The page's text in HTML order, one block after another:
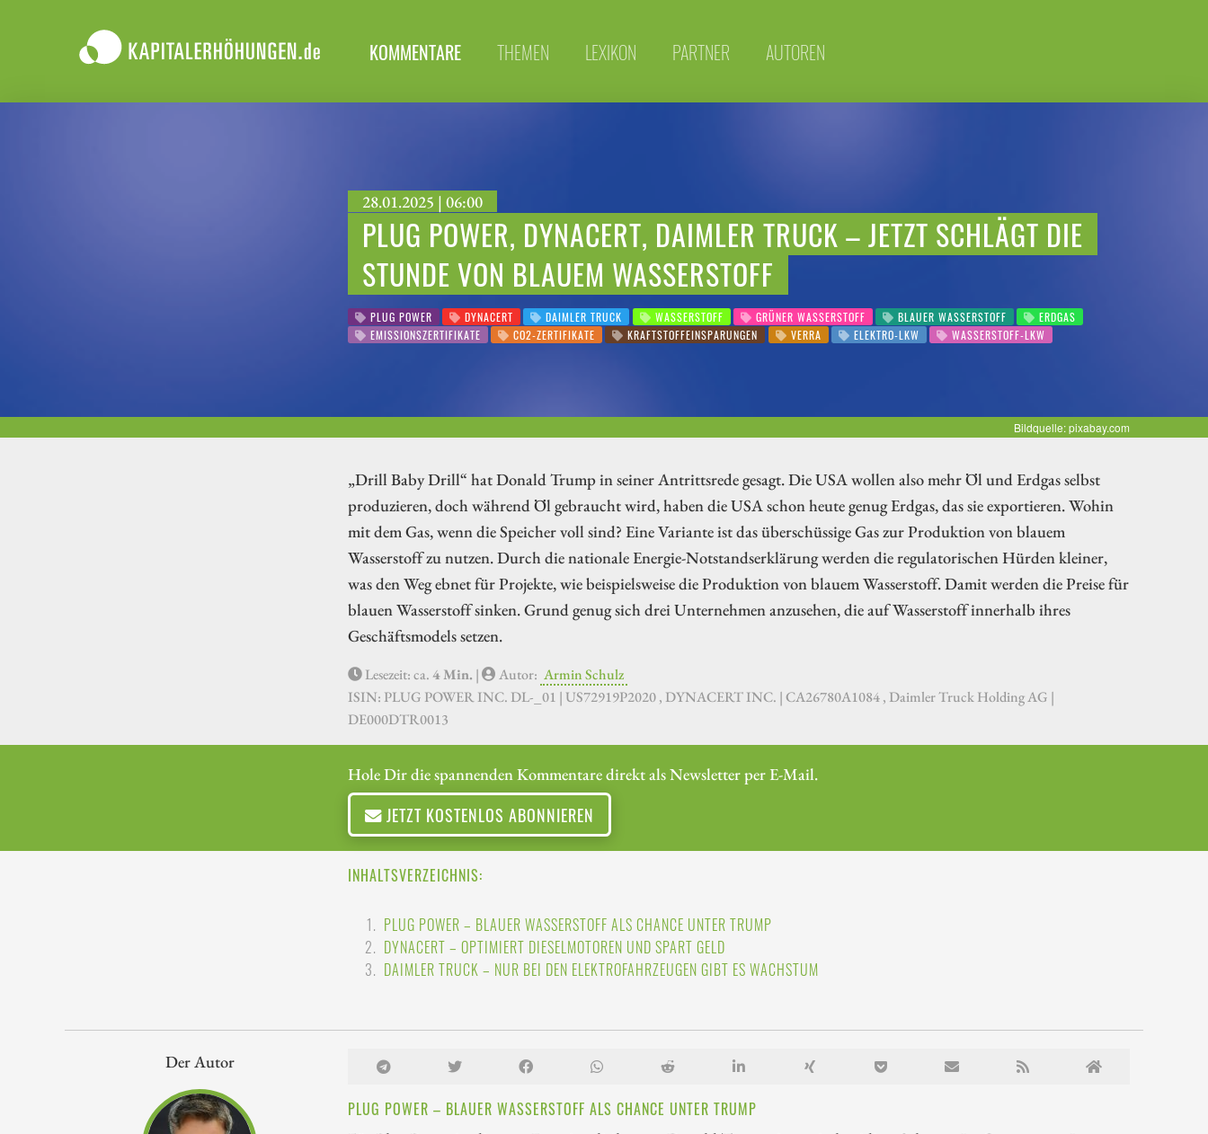
KOMMENTARE THEMEN LEXIKON PARTNER AUTOREN
28.01.2025 | 06:00
PLUG POWER, DYNACERT, DAIMLER TRUCK – JETZT SCHLÄGT DIE
STUNDE VON BLAUEM WASSERSTOFF
PLUG POWER DYNACERT DAIMLER TRUCK WASSERSTOFF GRÜNER WASSERSTOFF BLAUER WASSERSTOFF
ERDGAS
EMISSIONSZERTIFIKATE
CO2-ZERTIFIKATE KRAFTSTOFFEINSPARUNGEN VERRA ELEKTRO-LKW WASSERSTOFF-LKW
Bildquelle: pixabay.com
„Drill Baby Drill“ hat Donald Trump in seiner Antrittsrede gesagt. Die USA wollen also mehr Öl und Erdgas selbst
produzieren, doch während Öl gebraucht wird, haben die USA schon heute genug Erdgas, das sie exportieren. Wohin
mit dem Gas, wenn die Speicher voll sind? Eine Variante ist das überschüssige Gas zur Produktion von blauem
Wasserstoff zu nutzen. Durch die nationale Energie-Notstandserklärung werden die regulatorischen Hürden kleiner,
was den Weg ebnet für Projekte, wie beispielsweise die Produktion von blauem Wasserstoff. Damit werden die Preise für
blauen Wasserstoff sinken. Grund genug sich drei Unternehmen anzusehen, die auf Wasserstoff innerhalb ihres
Geschäftsmodels setzen.
Lesezeit: ca.4 Min. | Autor: Armin Schulz
ISIN: PLUG POWER INC. DL-_01 | US72919P2020 , DYNACERT INC. | CA26780A1084 , Daimler Truck Holding AG |
DE000DTR0013
Hole Dir die spannenden Kommentare direkt als Newsletter per E-Mail.
JETZT KOSTENLOS ABONNIEREN
INHALTSVERZEICHNIS:
PLUG POWER – BLAUER WASSERSTOFF ALS CHANCE UNTER TRUMP
DYNACERT – OPTIMIERT DIESELMOTOREN UND SPART GELD
DAIMLER TRUCK – NUR BEI DEN ELEKTROFAHRZEUGEN GIBT ES WACHSTUM
Der Autor
PLUG POWER – BLAUER WASSERSTOFF ALS CHANCE UNTER TRUMP